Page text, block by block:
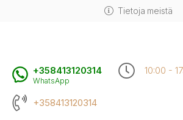
Tietoja meistä
+358413120314
WhatsApp
+358413120314
10:00 -